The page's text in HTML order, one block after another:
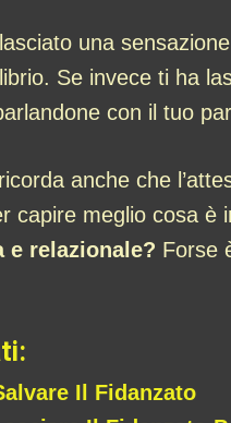
una
Se invece ti ha
con il tuo
anche che
capire meglio cosa è
e relazionale? Forse
Il Fidanzato